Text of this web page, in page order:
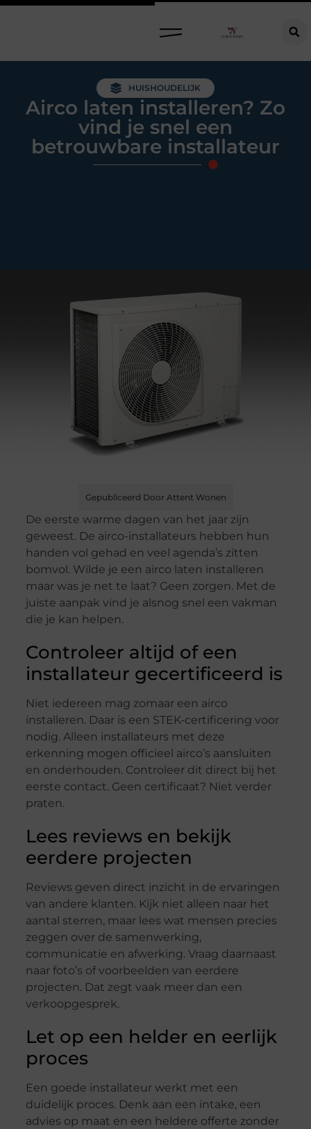
HUISHOUDELIJK
Airco laten installeren? Zo
vind je snel een
betrouwbare installateur
Gepubliceerd Door Attent Wonen
De eerste warme dagen van het jaar zijn
geweest. De airco-installateurs hebben hun
handen vol gehad en veel agenda’s zitten
bomvol. Wilde je een airco laten installeren
maar was je net te laat? Geen zorgen. Met de
juiste aanpak vind je alsnog snel een vakman
die je kan helpen.
Controleer altijd of een
installateur gecertificeerd is
Niet iedereen mag zomaar een airco
installeren. Daar is een STEK-certificering voor
nodig. Alleen installateurs met deze
erkenning mogen officieel airco’s aansluiten
en onderhouden. Controleer dit direct bij het
eerste contact. Geen certificaat? Niet verder
praten.
Lees reviews en bekijk
eerdere projecten
Reviews geven direct inzicht in de ervaringen
van andere klanten. Kijk niet alleen naar het
aantal sterren, maar lees wat mensen precies
zeggen over de samenwerking,
communicatie en afwerking. Vraag daarnaast
naar foto’s of voorbeelden van eerdere
projecten. Dat zegt vaak meer dan een
verkoopgesprek.
Let op een helder en eerlijk
proces
Een goede installateur werkt met een
duidelijk proces. Denk aan een intake, een
advies op maat en een heldere offerte zonder